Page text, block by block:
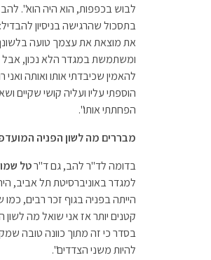
לבוש בכפפות, הוא היה הוא".
בתסכול שהרגישה בניסיון
את מוצאת את עצמך טועה
ומשתמשת במגדר הלא נכון, אבל
להאמין שכיבדתי אותו ואותה ואני
הוספתי עליו ועליה קושי שקיים
הפחתתי אותו".
מבררים מה לשון הפניה
בדומה לד"ר להב, גם ד"רטל
למגדר באוניברסיטת תל אביב,
הייתה בפניה בגוף זכר רבים, כמו
קטנים יותר אז אני שואל מה
בסדר כי זה מתוך כוונה טובה
להיות משני הצדדים".